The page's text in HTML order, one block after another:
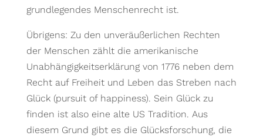
grundlegendes Menschenrecht ist.
Übrigens: Zu den unveräußerlichen Rechten
der Menschen zählt die amerikanische
Unabhängigkeitserklärung von 1776 neben dem
Recht auf Freiheit und Leben das Streben nach
Glück (pursuit of happiness). Sein Glück zu
finden ist also eine alte US Tradition. Aus
diesem Grund gibt es die Glücksforschung, die